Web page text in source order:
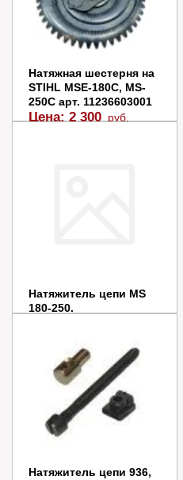
Натяжная шестерня на
STIHL MSЕ-180С, MS-
250С арт. 11236603001
Цена:2 300 руб.
Натяжитель цепи MS
180-250.
В корзину
Купить в 1 клик
Натяжитель цепи 936,